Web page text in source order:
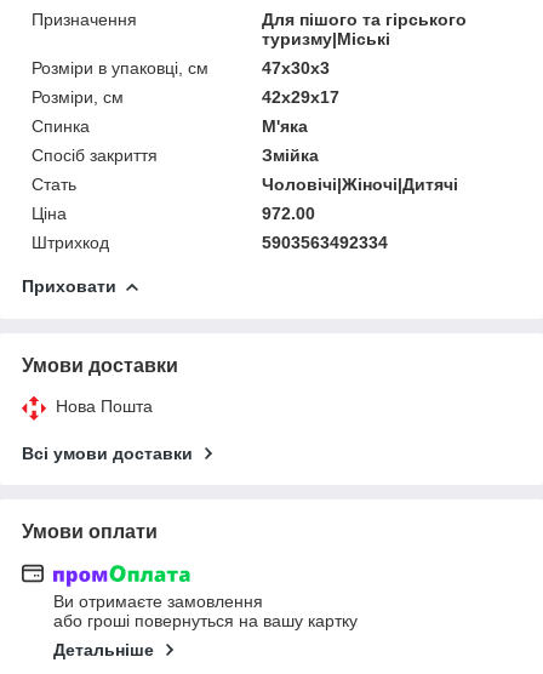
Призначення
Для пішого та гірського
туризму|Міські
Розміри в упаковці, см
47х30х3
Розміри, см
42х29х17
Спинка
М'яка
Спосіб закриття
Змійка
Стать
Чоловічі|Жіночі|Дитячі
Ціна
972.00
Штрихкод
5903563492334
Приховати
Умови доставки
Нова Пошта
Всі умови доставки
Умови оплати
Ви отримаєте замовлення
або гроші повернуться на вашу картку
Детальніше